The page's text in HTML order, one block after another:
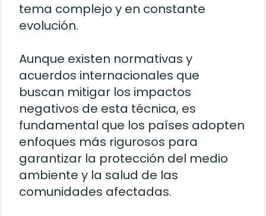
tema complejo y en constante
evolución.
Aunque existen normativas y
acuerdos internacionales que
buscan mitigar los impactos
negativos de esta técnica, es
fundamental que los países adopten
enfoques más rigurosos para
garantizar la protección del medio
ambiente y la salud de las
comunidades afectadas.